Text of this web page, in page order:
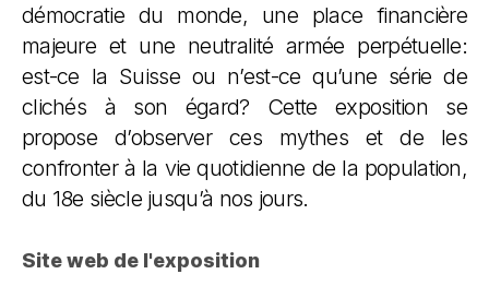
démocratie du monde, une place financière
majeure et une neutralité armée perpétuelle:
est-ce la Suisse ou n’est-ce qu’une série de
clichés à son égard? Cette exposition se
propose d’observer ces mythes et de les
confronter à la vie quotidienne de la population,
du 18e siècle jusqu’à nos jours.
Site web de l'exposition